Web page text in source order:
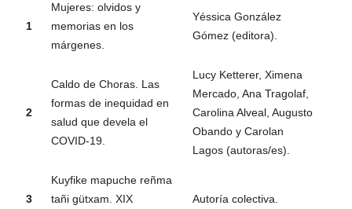
1
Mujeres: olvidos y
memorias en los
márgenes.
Yéssica González
Gómez (editora).
2
Caldo de Choras. Las
formas de inequidad en
salud que devela el
COVID-19.
Lucy Ketterer, Ximena
Mercado, Ana Tragolaf,
Carolina Alveal, Augusto
Obando y Carolan
Lagos (autoras/es).
3
Kuyfike mapuche reñma
tañi gütxam. XIX
Autoría colectiva.